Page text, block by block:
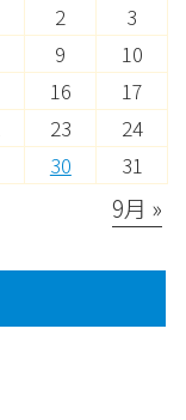
2
3
9
10
16
17
23
24
30 31
9月 »